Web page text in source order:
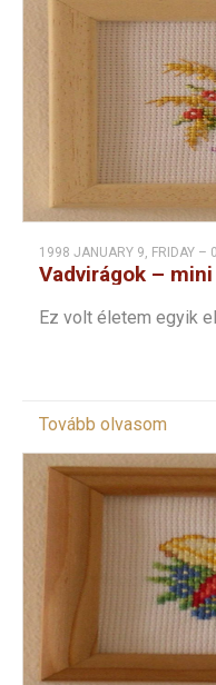
1998 JANUARY 9, FRIDAY –
Vadvirágok –
Ez volt életem egyik
Tovább olvasom